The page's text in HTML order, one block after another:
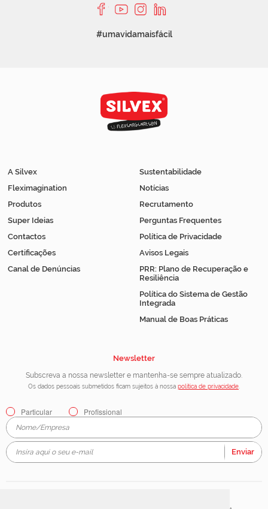
#umavidamaisfácil
A Silvex
Fleximagination
Produtos
Super Ideias
Contactos
Certificações
Canal de Denúncias
Sustentabilidade
Notícias
Recrutamento
Perguntas Frequentes
Política de Privacidade
Avisos Legais
PRR: Plano de Recuperação e
Resiliência
Política do Sistema de Gestão
Integrada
Manual de Boas Práticas
Newsletter
Subscreva a nossa newsletter e mantenha-se sempre atualizado.
Os dados pessoais submetidos ficam sujeitos à nossa política de privacidade
Particular Profissional
Enviar